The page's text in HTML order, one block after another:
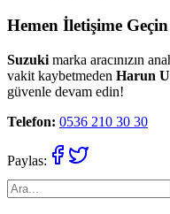
Hemen İletişime Geçin
Suzuki marka aracınızın
vakit kaybetmeden Harun
güvenle devam edin!
Telefon: 0536 210 30 30
Paylas: